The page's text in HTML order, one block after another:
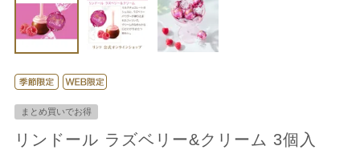
まとめ買いでお得
リンドール ラズベリー&クリーム 3個入